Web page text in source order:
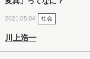
2021.05.04 社会
川上浩一